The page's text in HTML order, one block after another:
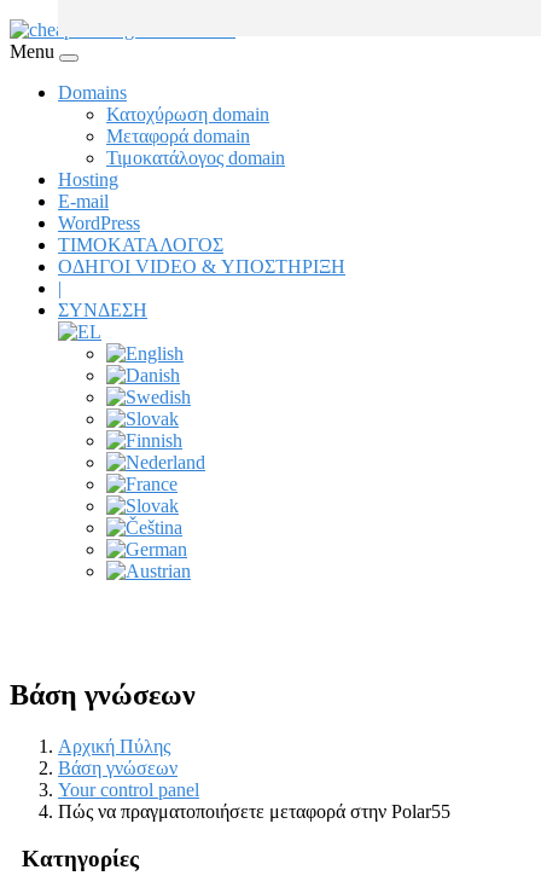
Menu
Domains
Κατοχύρωση domain
Μεταφορά domain
Τιμοκατάλογος domain
Hosting
E-mail
WordPress
ΤΙΜΟΚΑΤΑΛΟΓΟΣ
ΟΔΗΓΟΙ VIDEO & ΥΠΟΣΤΗΡΙΞΗ
|
ΣΥΝΔΕΣΗ
Βάση γνώσεων
Αρχική Πύλης
Βάση γνώσεων
Your control panel
Πώς να πραγματοποιήσετε μεταφορά στην Polar55
Κατηγορίες